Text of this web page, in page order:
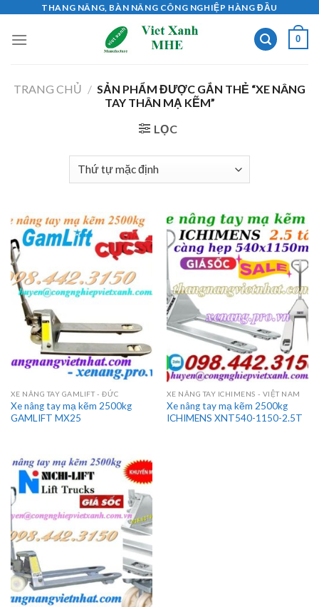
content
THANG NÂNG, BÀN NÂNG CÔNG NGHIỆP HÀNG ĐẦU
0
TRANG CHỦ / SẢN PHẨM ĐƯỢC GẮN THẺ “XE NÂNG
TAY THÂN MẠ KẼM”
LỌC
XE NÂNG TAY GAMLIFT - ĐỨC
Xe nâng tay mạ kẽm 2500kg
GAMLIFT MX25
XE NÂNG TAY ICHIMENS - VIỆT NAM
Xe nâng tay mạ kẽm 2500kg
ICHIMENS XNT540-1150-2.5T